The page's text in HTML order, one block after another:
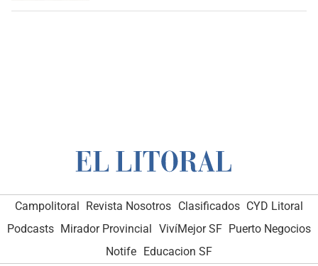
Campolitoral Revista Nosotros Clasificados CYD Litoral
Podcasts Mirador Provincial VivíMejor SF Puerto Negocios
Notife Educacion SF